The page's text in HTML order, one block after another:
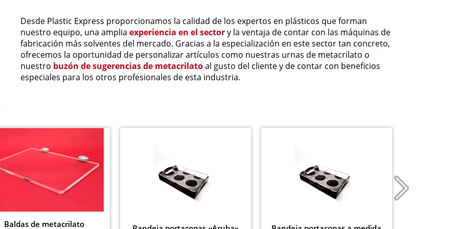
Desde Plastic Express proporcionamos la calidad de los expertos en plásticos que forman
nuestro equipo, una amplia experiencia en el sectory la ventaja de contar con las máquinas de
fabricación más solventes del mercado. Gracias a la especialización en este sector tan concreto,
ofrecemos la oportunidad de personalizar artículos como nuestras urnas de metacrilato o
nuestro buzón de sugerencias de metacrilatoal gusto del cliente y de contar con beneficios
especiales para los otros profesionales de esta industria.
Baldas de metacrilato